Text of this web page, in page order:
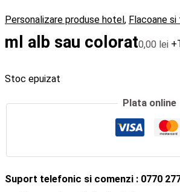
Personalizare produse hotel , Flacoane si
ml alb sau colorat0,00 lei
Stoc epuizat
Plata online
Suport telefonic si comenzi : 0770